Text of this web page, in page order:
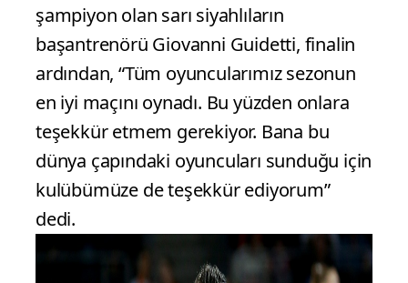
şampiyon olan sarı siyahlıların
başantrenörü Giovanni Guidetti, finalin
ardından, “Tüm oyuncularımız sezonun
en iyi maçını oynadı. Bu yüzden onlara
teşekkür etmem gerekiyor. Bana bu
dünya çapındaki oyuncuları sunduğu için
kulübümüze de teşekkür ediyorum”
dedi.